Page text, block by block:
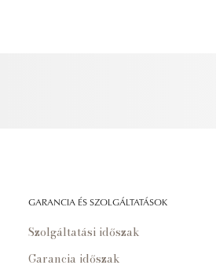
GARANCIA ÉS SZOLGÁLTATÁSOK
Szolgáltatási időszak
Garancia időszak